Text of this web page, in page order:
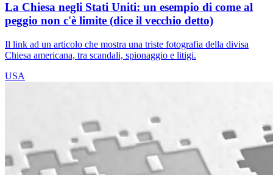
La Chiesa negli Stati Uniti: un esempio di come al
peggio non c'è limite (dice il vecchio detto)
Il link ad un articolo che mostra una triste fotografia della divisa
Chiesa americana, tra scandali, spionaggio e litigi.
USA